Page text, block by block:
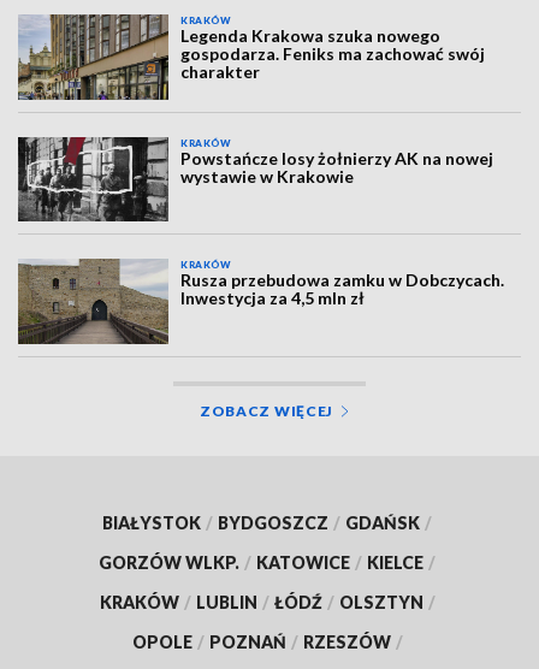
KRAKÓW
Legenda Krakowa szuka nowego
gospodarza. Feniks ma zachować swój
charakter
KRAKÓW
Powstańcze losy żołnierzy AK na nowej
wystawie w Krakowie
KRAKÓW
Rusza przebudowa zamku w Dobczycach.
Inwestycja za 4,5 mln zł
ZOBACZ WIĘCEJ
BIAŁYSTOK / BYDGOSZCZ / GDAŃSK /
GORZÓW WLKP. / KATOWICE / KIELCE /
KRAKÓW / LUBLIN / ŁÓDŹ / OLSZTYN /
OPOLE / POZNAŃ / RZESZÓW /